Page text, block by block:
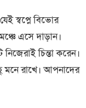
স্বপ্নে বিভোর
এসে দাড়ান।
চিন্তা করেন।
মনে রাখে। আপনাদের